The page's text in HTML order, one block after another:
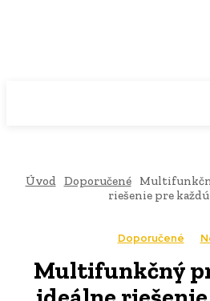
Úvod Doporučené
riešenie pre
Doporučené
Multifunkčný